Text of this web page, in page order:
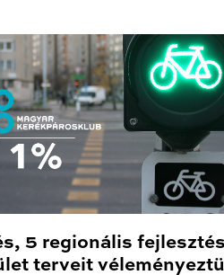
5 regionális
terveit